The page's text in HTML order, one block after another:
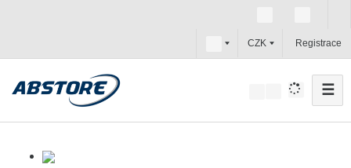
c
z
CZK Registrace
☰